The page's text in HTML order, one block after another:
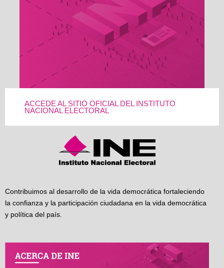
ACCEDE AL SITIO OFICIAL DEL INSTITUTO
NACIONAL ELECTORAL
Contribuimos al desarrollo de la vida democrática fortaleciendo
la confianza y la participación ciudadana en la vida democrática
y política del país.